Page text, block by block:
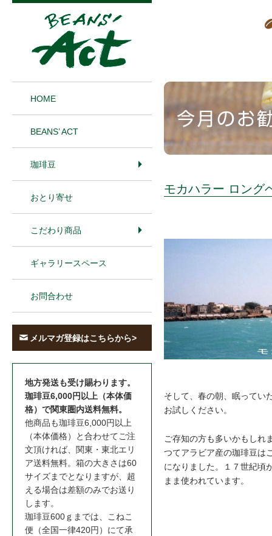
モカハラー ロング
そして、春の朝、眠ってい
お試しください。
ご存知の方も多いかもしれ
つてアラビア産の珈琲豆は
になりました。１７世紀頃
まま使われています。
HOME
BEANS’ ACT
珈琲豆
おとり寄せ
こだわり商品
ギャラリースペース
お問合わせ
メルマガ登録はこちらから>
地方発送も受け賜わります。
珈琲豆6,000円以上（本体価
格）で関東圏内送料無料。
他商品も珈琲豆6,000円以上
（本体価格）と合わせてご注
文頂ければ、関東・東北エリ
ア送料無料。箱の大きさは60
サイズまでとなりますが、超
える場合は差額のみでお送り
します。
珈琲豆600ｇまでは、こねこ
便（全国一律420円）にて承